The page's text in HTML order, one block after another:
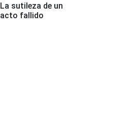
La sutileza de un
acto fallido